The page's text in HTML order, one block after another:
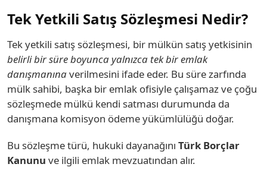
Tek Yetkili Satış Sözleşmesi Nedir?
Tek yetkili satış sözleşmesi, bir mülkün satış yetkisinin
belirli bir süre boyunca yalnızca tek bir emlak
danışmanınaverilmesini ifade eder. Bu süre zarfında
mülk sahibi, başka bir emlak ofisiyle çalışamaz ve çoğu
sözleşmede mülkü kendi satması durumunda da
danışmana komisyon ödeme yükümlülüğü doğar.
Bu sözleşme türü, hukuki dayanağını Türk Borçlar
Kanunu ve ilgili emlak mevzuatından alır.